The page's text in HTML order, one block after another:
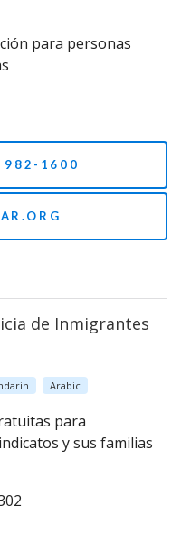
para personas
982-1600
de Inmigrantes
Arabic
para
y sus familias